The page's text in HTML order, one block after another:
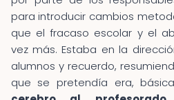
para introducir cambios
que el fracaso escolar y el
vez más. Estaba en la
alumnos y recuerdo,
que se pretendía era,